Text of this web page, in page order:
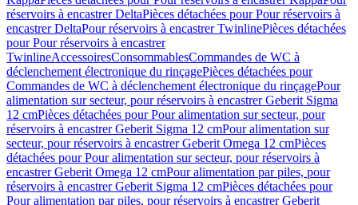
réservoirs à encastrer DeltaPièces détachées pour Pour réservoirs à
encastrer DeltaPour réservoirs à encastrer TwinlinePièces détachées
pour Pour réservoirs à encastrer
TwinlineAccessoiresConsommablesCommandes de WC à
déclenchement électronique du rinçagePièces détachées pour
Commandes de WC à déclenchement électronique du rinçagePour
alimentation sur secteur, pour réservoirs à encastrer Geberit Sigma
12 cmPièces détachées pour Pour alimentation sur secteur, pour
réservoirs à encastrer Geberit Sigma 12 cmPour alimentation sur
secteur, pour réservoirs à encastrer Geberit Omega 12 cmPièces
détachées pour Pour alimentation sur secteur, pour réservoirs à
encastrer Geberit Omega 12 cmPour alimentation par piles, pour
réservoirs à encastrer Geberit Sigma 12 cmPièces détachées pour
Pour alimentation par piles, pour réservoirs à encastrer Geberit